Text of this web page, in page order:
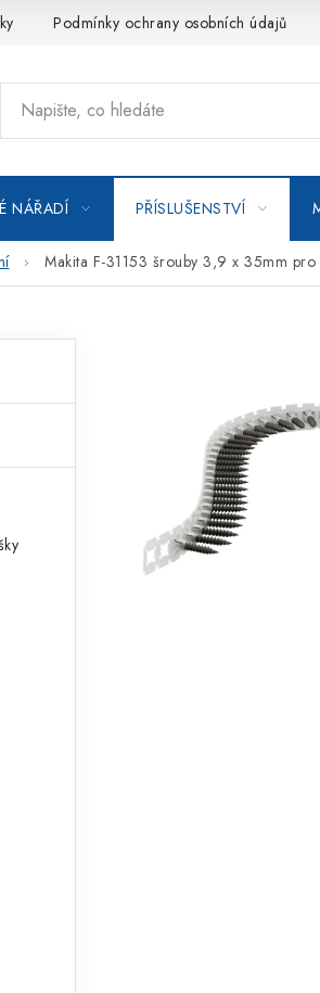
Podmínky ochrany osobních údajů
NÁŘADÍ PŘÍSLUŠENSTVÍ
Makita F-31153 šrouby 3,9 x 35mm